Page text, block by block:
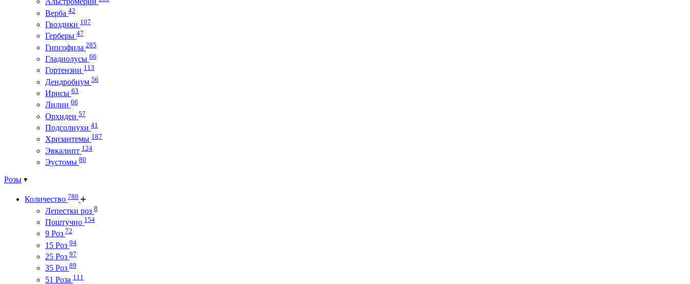
Верба 42
Гвоздики 107
Герберы 47
Гипсофила 285
Гладиолусы 66
Гортензии 113
Дендробиум 56
Ирисы 63
Лилии 66
Орхидеи 57
Подсолнухи 41
Хризантемы 187
Эвкалипт 124
Эустомы 80
Розы
Количество 780
Лепестки роз 8
Поштучно 154
9 Роз 72
15 Роз 94
25 Роз 97
35 Роз 89
51 Роза 111